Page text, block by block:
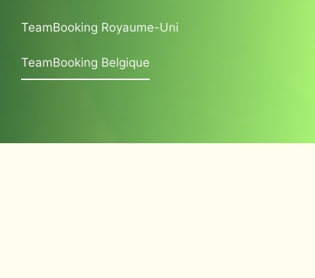
TeamBooking Royaume-Uni
TeamBooking Belgique